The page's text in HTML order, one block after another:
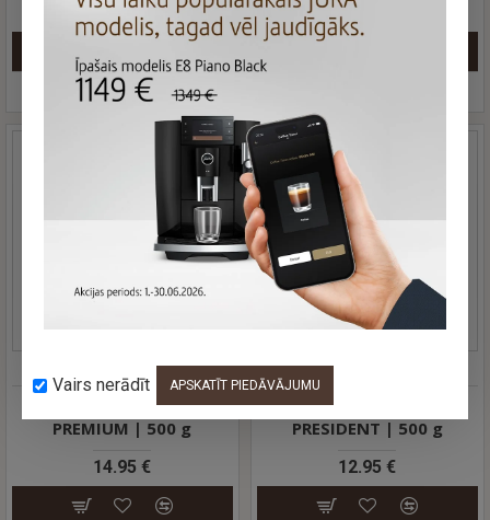
APSKATĪT PIEDĀVĀJUMU
Vairs nerādīt
15.40 €
Jautāt
13.40 €
5004
Kafijas pupiņas ATAR
PREMIUM | 500 g
14.95 €
ATAR
Kafijas pupiņas ATAR
PRESIDENT | 500 g
12.95 €